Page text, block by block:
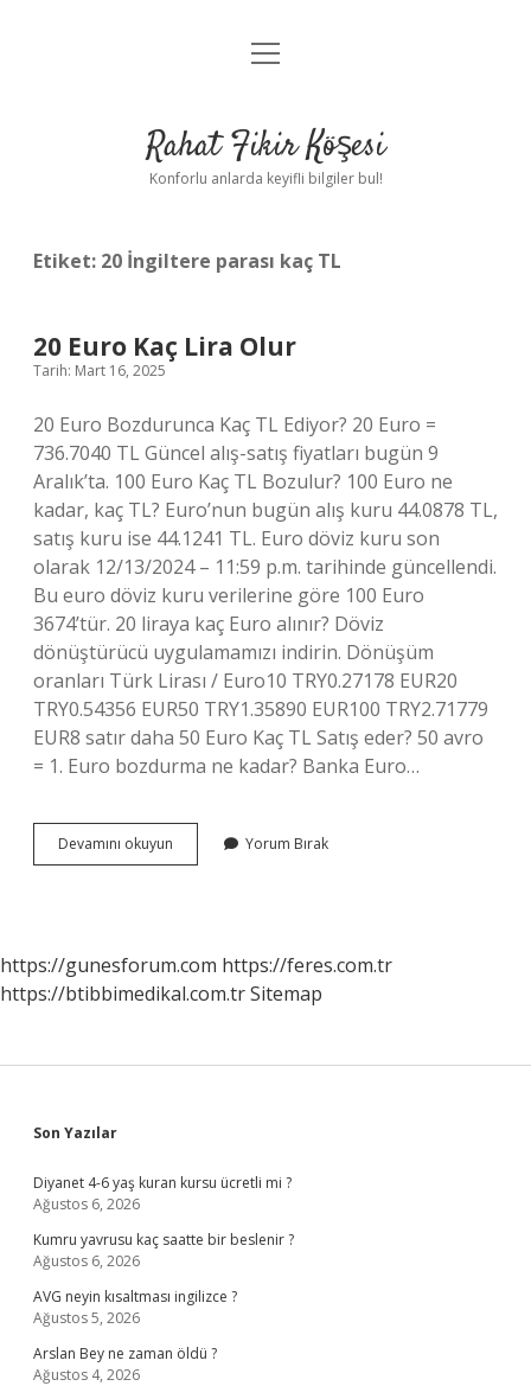
Anasayfa
Yasal Uyarı
menüyü
Rahat Fikir Köşesi
Konforlu anlarda keyifli bilgiler bul!
Etiket: 20 İngiltere parası kaç TL
20 Euro Kaç Lira Olur
Tarih: Mart 16, 2025
20 Euro Bozdurunca Kaç TL Ediyor? 20 Euro =
736.7040 TL Güncel alış-satış fiyatları bugün 9
Aralık’ta. 100 Euro Kaç TL Bozulur? 100 Euro ne
kadar, kaç TL? Euro’nun bugün alış kuru 44.0878 TL,
satış kuru ise 44.1241 TL. Euro döviz kuru son
olarak 12/13/2024 – 11:59 p.m. tarihinde güncellendi.
Bu euro döviz kuru verilerine göre 100 Euro
3674’tür. 20 liraya kaç Euro alınır? Döviz
dönüştürücü uygulamamızı indirin. Dönüşüm
oranları Türk Lirası / Euro10 TRY0.27178 EUR20
TRY0.54356 EUR50 TRY1.35890 EUR100 TRY2.71779
EUR8 satır daha 50 Euro Kaç TL Satış eder? 50 avro
= 1. Euro bozdurma ne kadar? Banka Euro…
Devamını okuyun
Euro
Yorum Bırak
https://gunesforum.com https://feres.com.tr
https://btibbimedikal.com.trSitemap
Sidebar
Son Yazılar
Diyanet 4-6 yaş kuran kursu ücretli mi ?
Ağustos 6, 2026
Kumru yavrusu kaç saatte bir beslenir ?
Ağustos 6, 2026
AVG neyin kısaltması ingilizce ?
Ağustos 5, 2026
Arslan Bey ne zaman öldü ?
Ağustos 4, 2026